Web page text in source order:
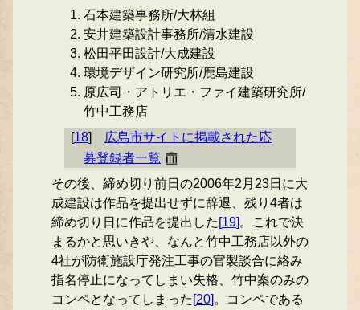
石本建築事務所/大林組
安井建築設計事務所/清水建設
松田平田設計/大成建設
環境デザイン研究所/鹿島建設
原広司・アトリエ・ファイ建築研究所/
竹中工務店
[18]
広島市サイトに掲載された応
募登録者一覧
その後、締め切り前日の2006年2月23日に大
成建設は作品を提出せずに辞退、残り4者は
締め切り日に作品を提出した [19] 。これで決
まるかと思いきや、なんと竹中工務店以外の
4社が防衛施設庁発注工事の官製談合に絡み
指名停止になってしまい失格、竹中案のみの
コンペとなってしまった [20] 。コンペである